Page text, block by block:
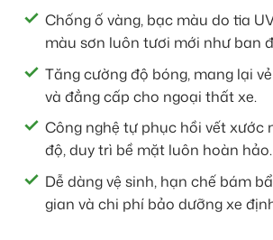
Chống ố vàng, bạc màu do tia
màu sơn luôn tươi mới như ban
Tăng cường độ bóng, mang lại
và đẳng cấp cho ngoại thất xe.
Công nghệ tự phục hồi vết xước
độ, duy trì bề mặt luôn hoàn hảo.
Dễ dàng vệ sinh, hạn chế bám
gian và chi phí bảo dưỡng xe